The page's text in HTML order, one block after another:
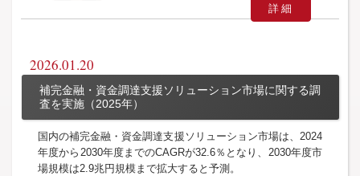
詳細
2026.01.20
補完金融・資金調達支援ソリューション市場に関する調
査を実施（2025年）
国内の補完金融・資金調達支援ソリューション市場は、2024
年度から2030年度までのCAGRが32.6％となり、2030年度市
場規模は2.9兆円規模まで拡大すると予測。